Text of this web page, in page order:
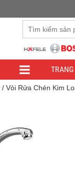
/ Vòi Rửa Chén Kim
Đây là cửa